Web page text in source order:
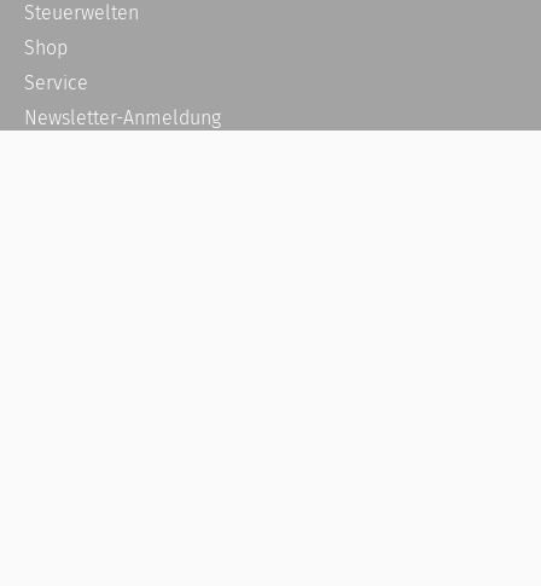
Steuerwelten
Shop
Service
Newsletter-Anmeldung